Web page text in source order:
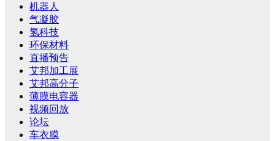
机器人
气凝胶
氢科技
环保材料
直播预告
艾邦加工展
艾邦高分子
薄膜电容器
视频回放
论坛
车衣膜